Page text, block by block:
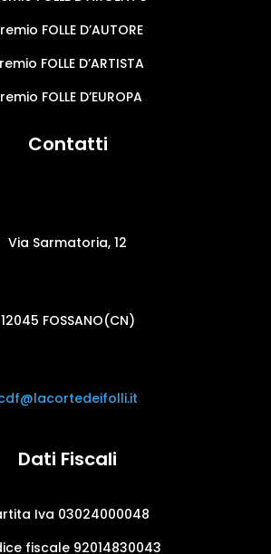
FOLLE D’AUTORE
FOLLE D’ARTISTA
FOLLE D’EUROPA
Contatti
Via Sarmatoria, 12
12045 FOSSANO(CN)
Dati Fiscali
Iva 03024000048
fiscale 92014830043